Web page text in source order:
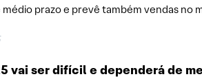
médio prazo e prevê também vendas no
vai ser difícil e dependerá de